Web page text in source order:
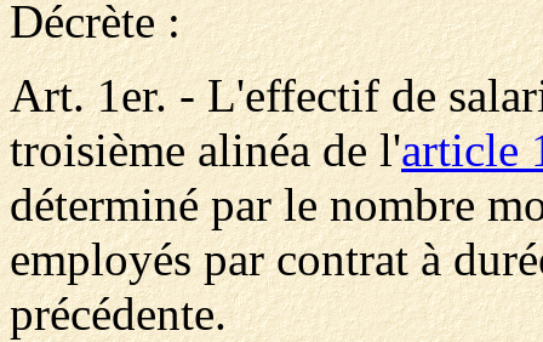
Décrète :
Art. 1er. - L'effectif de
troisième alinéa de l'article
déterminé par le nombre
employés par contrat à
précédente.